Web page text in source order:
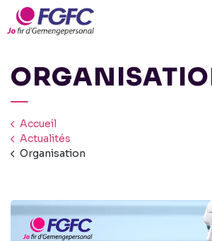
Accueil
Actualités
Organisation